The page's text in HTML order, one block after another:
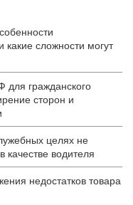
какие сложности могут
гражданского
сторон и
целях не
качестве водителя
недостатков товара